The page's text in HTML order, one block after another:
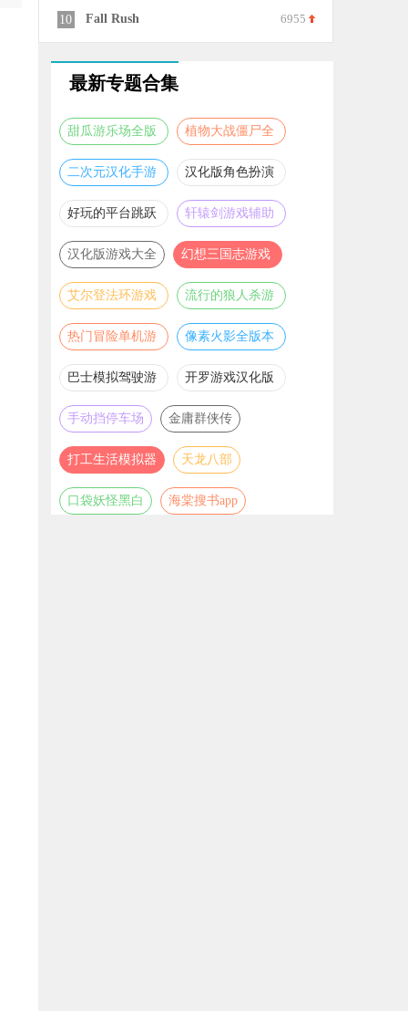
10 Fall Rush 6955
最新专题合集
甜瓜游乐场全版
本合集
植物大战僵尸全
版本合集
二次元汉化手游
推荐
汉化版角色扮演
游戏大全
好玩的平台跳跃
游戏合集
轩辕剑游戏辅助
合集
汉化版游戏大全
幻想三国志游戏
辅助合集
艾尔登法环游戏
辅助合集
流行的狼人杀游
戏合集
热门冒险单机游
戏合集
像素火影全版本
合集
巴士模拟驾驶游
戏合集
开罗游戏汉化版
大全
手动挡停车场
金庸群侠传
打工生活模拟器 天龙八部
口袋妖怪黑白 海棠搜书app